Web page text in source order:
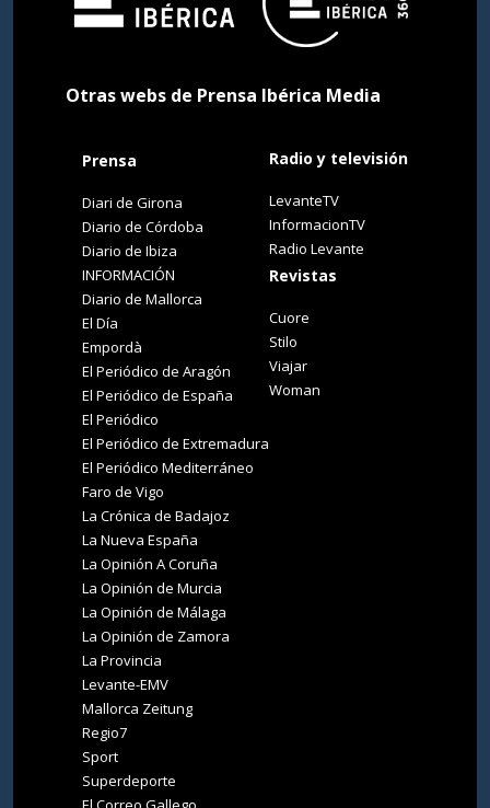
Otras webs de Prensa Ibérica Media
Prensa
Diari de Girona
Diario de Córdoba
Diario de Ibiza
INFORMACIÓN
Diario de Mallorca
El Día
Empordà
El Periódico de Aragón
El Periódico de España
El Periódico
El Periódico de Extremadura
El Periódico Mediterráneo
Faro de Vigo
La Crónica de Badajoz
La Nueva España
La Opinión A Coruña
La Opinión de Murcia
La Opinión de Málaga
La Opinión de Zamora
La Provincia
Levante-EMV
Mallorca Zeitung
Regio7
Sport
Superdeporte
Radio y televisión
LevanteTV
InformacionTV
Radio Levante
Revistas
Cuore
Stilo
Viajar
Woman